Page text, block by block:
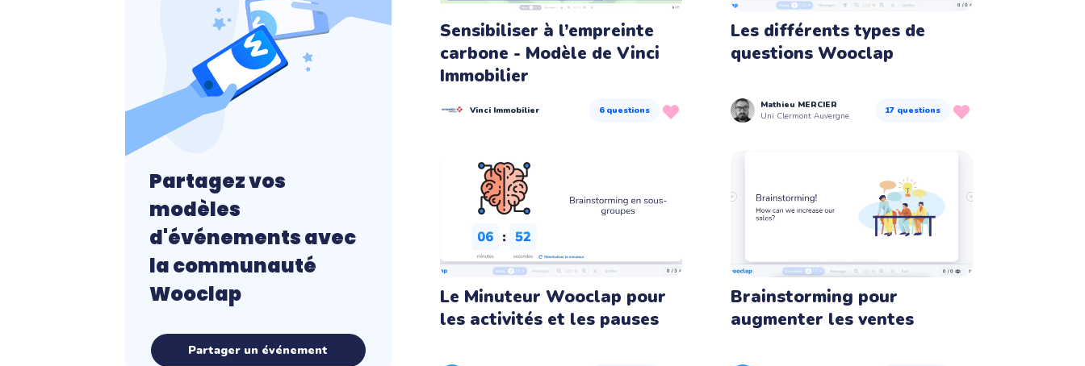
Partagez vos
modèles
d'événements avec
la communauté
Wooclap
Partager un événement
Sensibiliser à l’empreinte
carbone - Modèle de Vinci
Immobilier
Vinci Immobilier 6 questions
Les différents types de
questions Wooclap
Mathieu MERCIER
Uni Clermont Auvergne
17 questions
Le Minuteur Wooclap pour
les activités et les pauses
Brainstorming pour
augmenter les ventes